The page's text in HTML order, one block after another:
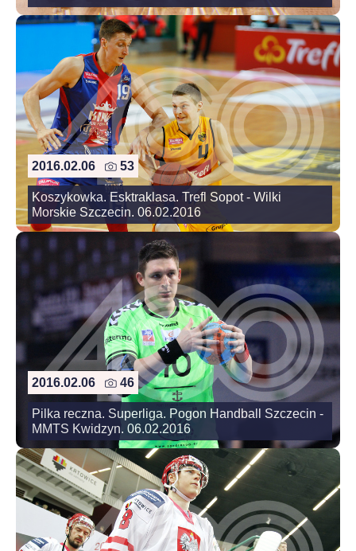
2016.02.06 53
Koszykowka. Esktraklasa. Trefl Sopot - Wilki
Morskie Szczecin. 06.02.2016
2016.02.06 46
Pilka reczna. Superliga. Pogon Handball Szczecin -
MMTS Kwidzyn. 06.02.2016